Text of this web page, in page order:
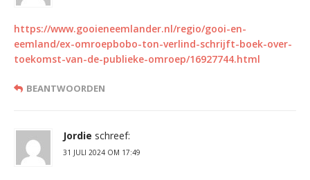
https://www.gooieneemlander.nl/regio/gooi-en-
eemland/ex-omroepbobo-ton-verlind-schrijft-boek-over-
toekomst-van-de-publieke-omroep/16927744.html
BEANTWOORDEN
Jordie schreef:
31 JULI 2024 OM 17:49